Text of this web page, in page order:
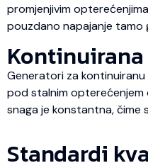
promjenjivim
pouzdano napajanje tamo
Generatori za
pod stalnim opterećenjem
snaga je konstantna, čime
Standardi